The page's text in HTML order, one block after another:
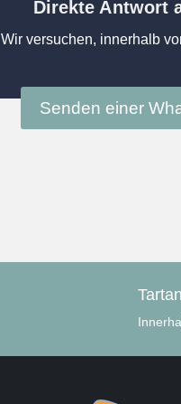
Direkte Antwort
Wir versuchen, innerhalb
Senden einer